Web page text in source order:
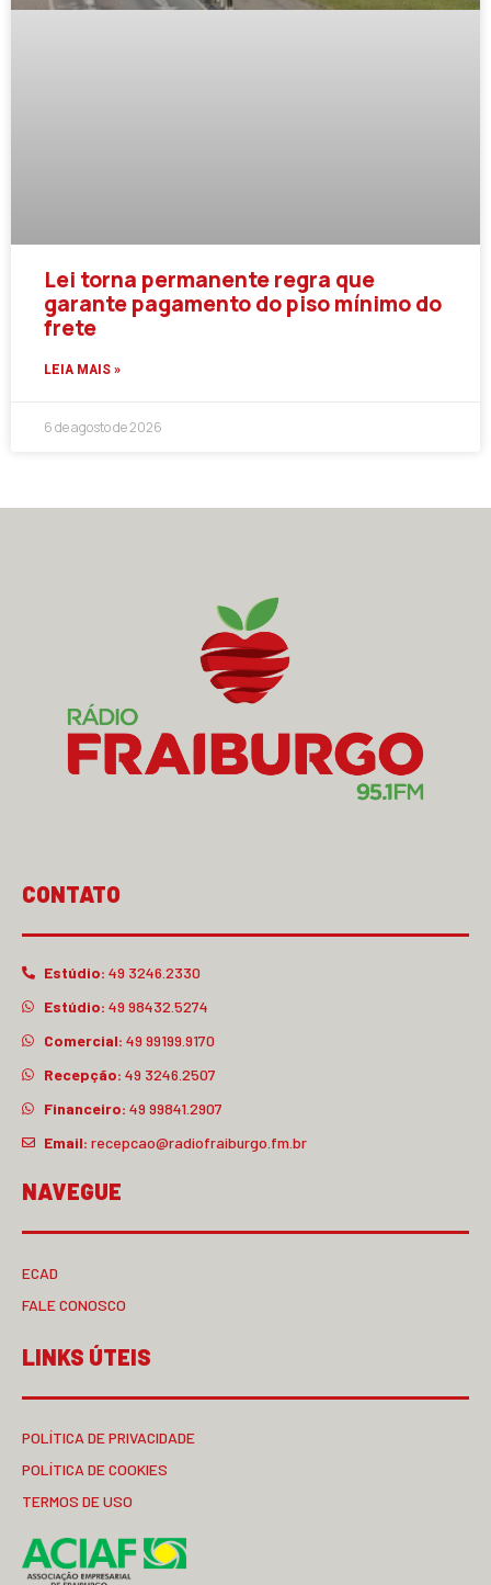
Lei torna permanente regra que
garante pagamento do piso mínimo do
frete
LEIA MAIS »
6 de agosto de 2026
CONTATO
Estúdio: 49 3246.2330
Estúdio: 49 98432.5274
Comercial: 49 99199.9170
Recepção: 49 3246.2507
Financeiro: 49 99841.2907
Email: recepcao@radiofraiburgo.fm.br
NAVEGUE
ECAD
FALE CONOSCO
LINKS ÚTEIS
POLÍTICA DE PRIVACIDADE
POLÍTICA DE COOKIES
TERMOS DE USO